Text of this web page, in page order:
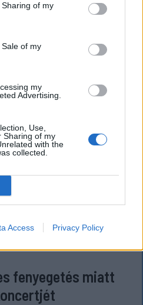
of my
of my
my
Advertising.
Use,
Sharing of my
with the
collected.
Access Privacy Policy
koncert lemondását
fenyegetés miatt